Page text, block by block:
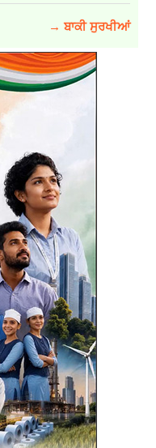
→ ਬਾਕੀ ਸੁਰਖੀਆਂ